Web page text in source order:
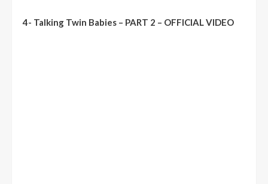
4- Talking Twin Babies – PART 2 – OFFICIAL VIDEO